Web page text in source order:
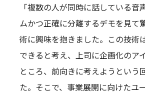
「複数の人が同時に話している音
ムかつ正確に分離するデモを見て
術に興味を抱きました。この技術
できると考え、上司に企画化のア
ところ、前向きに考えようという
た。そこで、事業展開に向けたユ